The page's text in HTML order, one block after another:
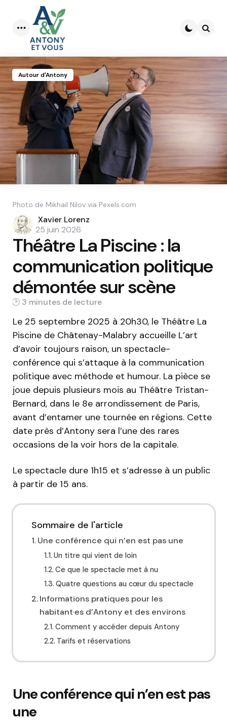
Menu
Autour d'Antony
Photo de Mikhail Nilov via Pexels.com
Posted
by
Xavier Lorenz
25 juin 2026
Théâtre La Piscine : la
communication politique
démontée sur scène
3 min
Le 25 septembre 2025 à 20h30, le Théâtre La
Piscine de Châtenay-Malabry accueille L’art
d’avoir toujours raison, un spectacle-
conférence qui s’attaque à la communication
politique avec méthode et humour. La pièce se
joue depuis plusieurs mois au Théâtre Tristan-
Bernard, dans le 8e arrondissement de Paris,
avant d’entamer une tournée en régions. Cette
date près d’Antony sera l’une des rares
occasions de la voir hors de la capitale.
Le spectacle dure 1h15 et s’adresse à un public
à partir de 15 ans.
Sommaire de l'article
Une conférence qui n’en est pas une
Un titre qui vient de loin
Ce que le spectacle met à nu
Quatre questions au cœur du spectacle
Informations pratiques pour les
habitant·es d’Antony et des environs
Comment y accéder depuis Antony
Tarifs et réservations
Une conférence qui n’en est pas
une